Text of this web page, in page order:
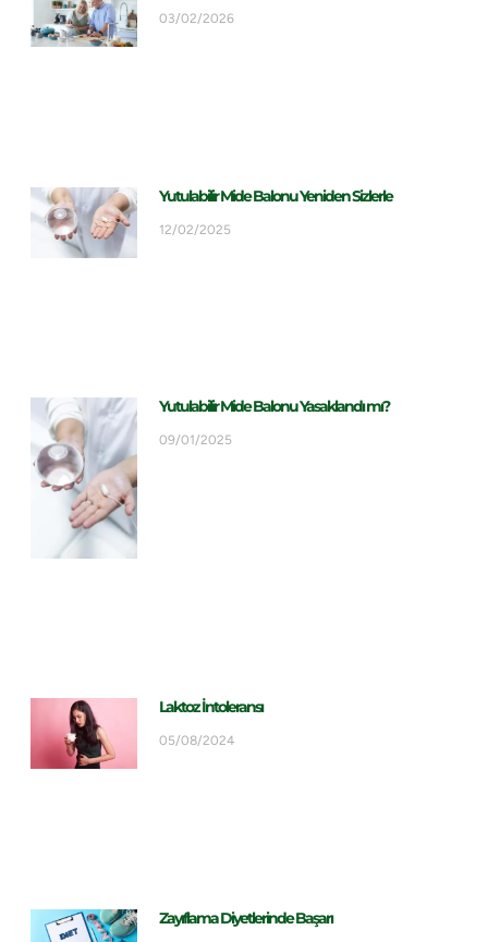
03/02/2026
Yutulabilir Mide Balonu Yeniden Sizlerle
12/02/2025
Yutulabilir Mide Balonu Yasaklandı mı?
09/01/2025
Laktoz İntoleransı
05/08/2024
Zayıflama Diyetlerinde Başarı